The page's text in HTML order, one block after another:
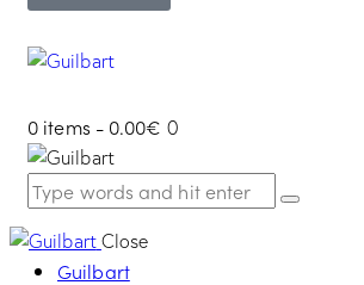
0 items - 0.00€ 0
Close
Guilbart